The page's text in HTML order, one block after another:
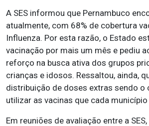
A SES informou que Pernambuco
atualmente, com 68% de cobertura
Influenza. Por esta razão, o Estado
vacinação por mais um mês e pediu
reforço na busca ativa dos grupos
crianças e idosos. Ressaltou, ainda,
distribuição de doses extras sendo o
utilizar as vacinas que cada
Em reuniões de avaliação entre a SES,